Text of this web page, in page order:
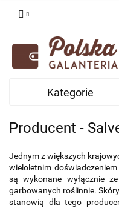
Kategorie
Producent -
Jednym z większych
wieloletnim
są wykonane wyłącznie
garbowanych roślinnie.
stanowią dla tego